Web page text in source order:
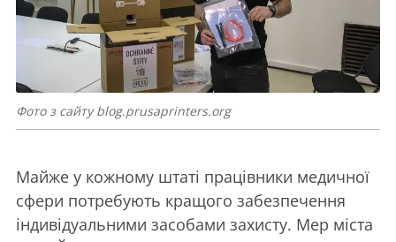
Фото з сайту blog.prusaprinters.org
Майже у кожному штаті працівники медичної
сфери потребують кращого забезпечення
індивідуальними засобами захисту. Мер міста